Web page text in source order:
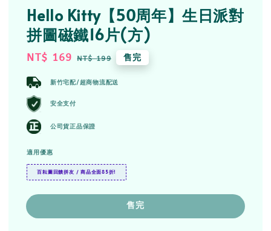
Hello Kitty【50周年】生日派對
拼圖磁鐵16片(方)
Sale
NT$ 169 Regular
NT$ 199 售完
新竹宅配/超商物流配送
安全支付
公司貨正品保證
適用優惠
百耘圖回饋拼友 / 商品全面85折!
售完